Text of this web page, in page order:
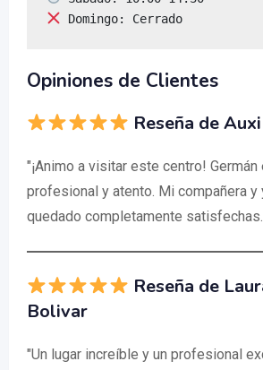
Domingo: Cerrado
Opiniones de Clientes
Reseña de
"¡Animo a visitar este centro! Germán
profesional y atento. Mi compañera y
quedado completamente satisfechas.
Reseña de
Bolivar
"Un lugar increíble y un profesional